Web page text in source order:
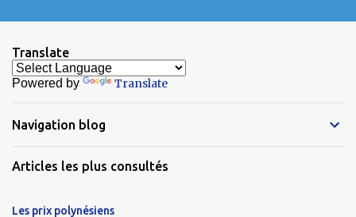
Translate
Powered by Translate
Navigation blog
Articles les plus consultés
Les prix polynésiens